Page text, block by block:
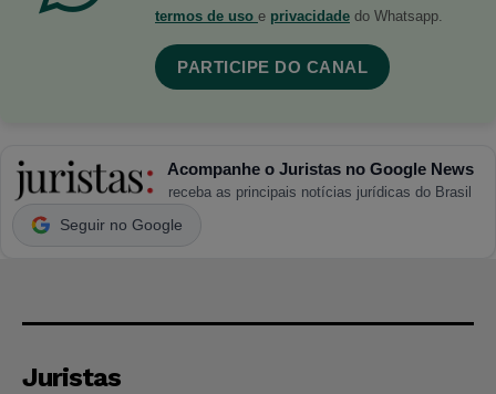
termos de uso e privacidade do Whatsapp.
PARTICIPE DO CANAL
Acompanhe o Juristas no Google News
receba as principais notícias jurídicas do Brasil
Seguir no Google
Juristas